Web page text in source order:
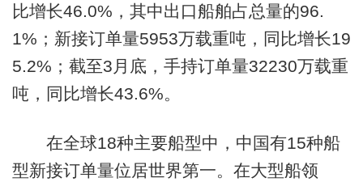
比增长46.0%，其中出口船舶占总量的96.
1%；新接订单量5953万载重吨，同比增长19
5.2%；截至3月底，手持订单量32230万载重
吨，同比增长43.6%。
在全球18种主要船型中，中国有15种船
型新接订单量位居世界第一。在大型船领